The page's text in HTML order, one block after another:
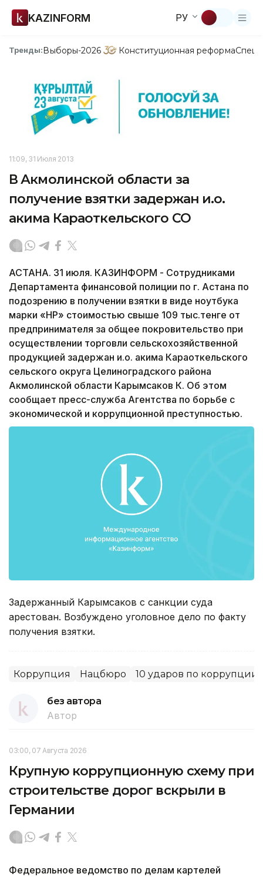
KAZINFORM РУ
Тренды:Выборы-2026 Конституционная реформа
11:09, 31 Июля 2013
В Акмолинской области за
получение взятки задержан и.о.
акима Караоткельского СО
АСТАНА. 31 июля. КАЗИНФОРМ - Сотрудниками
Департамента финансовой полиции по г. Астана по
подозрению в получении взятки в виде ноутбука
марки «HP» стоимостью свыше 109 тыс.тенге от
предпринимателя за общее покровительство при
осуществлении торговли сельскохозяйственной
продукцией задержан и.о. акима Караоткельского
сельского округа Целиноградского района
Акмолинской области Карымсаков К. Об этом
сообщает пресс-служба Агентства по борьбе с
экономической и коррупционной преступностью.
Задержанный Карымсаков с санкции суда
арестован. Возбуждено уголовное дело по факту
получения взятки.
Коррупция Нацбюро 10 ударов по коррупции
без автора
Автор
03:00, 07 Августа 2026
Крупную коррупционную схему при
строительстве дорог вскрыли в
Германии
Федеральное ведомство по делам картелей